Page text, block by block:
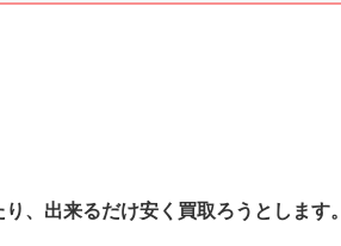
、出来るだけ安く買取ろうとします。